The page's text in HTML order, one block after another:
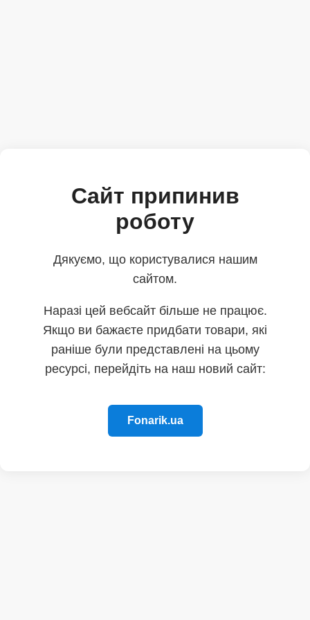
Сайт припинив
роботу
Дякуємо, що користувалися нашим
сайтом.
Наразі цей вебсайт більше не працює.
Якщо ви бажаєте придбати товари, які
раніше були представлені на цьому
ресурсі, перейдіть на наш новий сайт:
Fonarik.ua